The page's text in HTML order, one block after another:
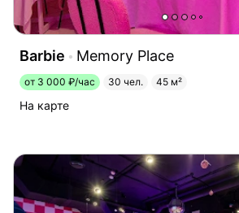
Barbie Memory Place
от 3 000 ₽/час 30 чел. 45 м²
На карте